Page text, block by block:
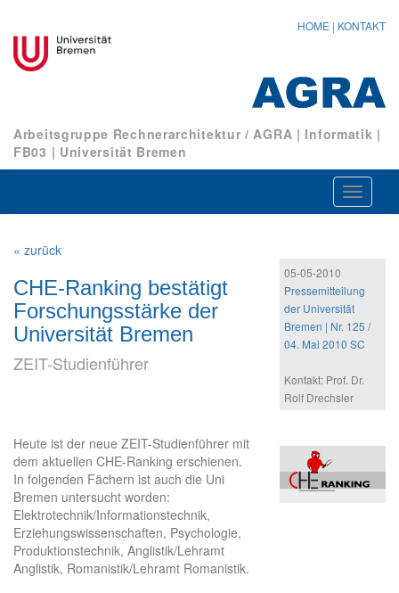
HOME | KONTAKT
Arbeitsgruppe Rechnerarchitektur / AGRA | Informatik |
FB03 | Universität Bremen
ein-/
« zurück
CHE-Ranking bestätigt
Forschungsstärke der
Universität Bremen
ZEIT-Studienführer
Heute ist der neue ZEIT-Studienführer mit
dem aktuellen CHE-Ranking erschienen.
In folgenden Fächern ist auch die Uni
Bremen untersucht worden:
Elektrotechnik/Informationstechnik,
Erziehungswissenschaften, Psychologie,
Produktionstechnik, Anglistik/Lehramt
Anglistik, Romanistik/Lehramt Romanistik.
05-05-2010
Pressemitteilung
der Universität
Bremen | Nr. 125 /
04. Mai 2010 SC
Kontakt: Prof. Dr.
Rolf Drechsler